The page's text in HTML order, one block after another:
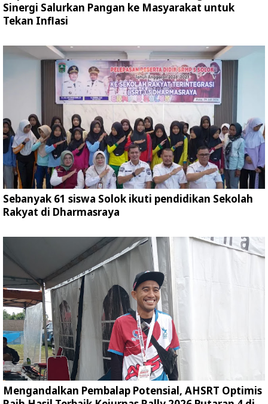
Sinergi Salurkan Pangan ke Masyarakat untuk
Tekan Inflasi
Sebanyak 61 siswa Solok ikuti pendidikan Sekolah
Rakyat di Dharmasraya
Mengandalkan Pembalap Potensial, AHSRT Optimis